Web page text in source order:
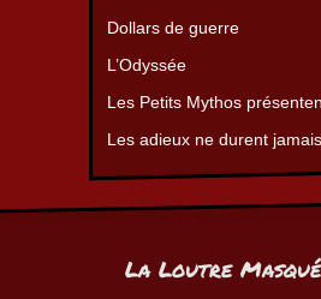
Dollars de guerre
L’Odyssée
Les Petits Mythos
Les adieux ne durent jamais
La Loutre